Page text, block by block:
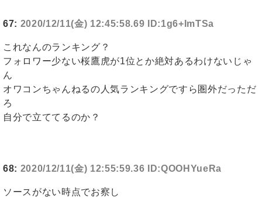
67: 2020/12/11(金) 12:45:58.69 ID:1g6+ImTSa
これなんのランキング？
フォロワー少ない桜鷹虎が1位とか絶対あるわけないじゃ
ん
オワコンちゃんねるの人気ランキングですら圏外だっただ
ろ
自分で立ててるのか？
68: 2020/12/11(金) 12:55:59.36 ID:QOOHYueRa
ソースがない時点でお察し